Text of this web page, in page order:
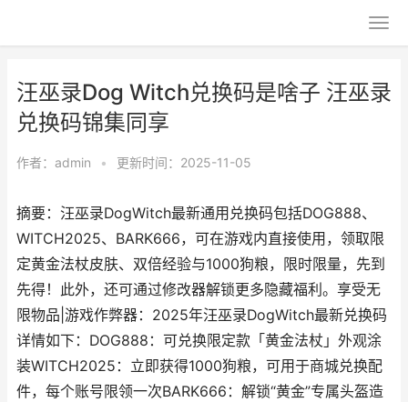
汪巫录Dog Witch兑换码是啥子 汪巫录
兑换码锦集同享
作者： admin • 更新时间：2025-11-05
摘要：汪巫录DogWitch最新通用兑换码包括DOG888、
WITCH2025、BARK666，可在游戏内直接使用，领取限
定黄金法杖皮肤、双倍经验与1000狗粮，限时限量，先到
先得！此外，还可通过修改器解锁更多隐藏福利。享受无
限物品|游戏作弊器：2025年汪巫录DogWitch最新兑换码
详情如下：DOG888：可兑换限定款「黄金法杖」外观涂
装WITCH2025：立即获得1000狗粮，可用于商城兑换配
件，每个账号限领一次BARK666：解锁“黄金”专属头盔造